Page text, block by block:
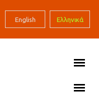
English Ελληνικά